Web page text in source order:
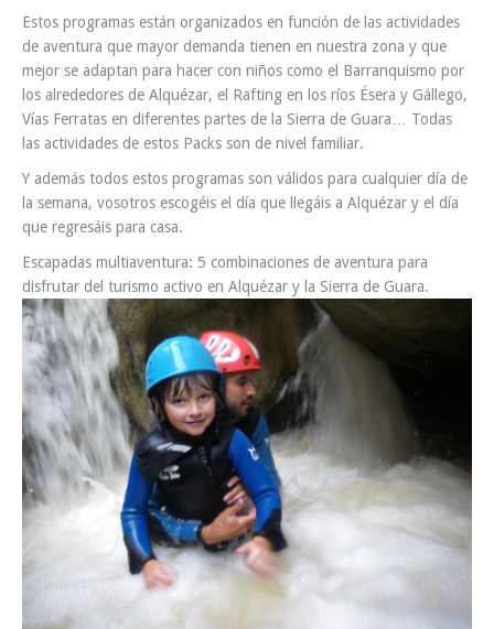
Estos programas están organizados en función de las actividades
de aventura que mayor demanda tienen en nuestra zona y que
mejor se adaptan para hacer con niños como el Barranquismo por
los alrededores de Alquézar, el Rafting en los ríos Ésera y Gállego,
Vías Ferratas en diferentes partes de la Sierra de Guara… Todas
las actividades de estos Packs son de nivel familiar.
Y además todos estos programas son válidos para cualquier día de
la semana, vosotros escogéis el día que llegáis a Alquézar y el día
que regresáis para casa.
Escapadas multiaventura: 5 combinaciones de aventura para
disfrutar del turismo activo en Alquézar y la Sierra de Guara.